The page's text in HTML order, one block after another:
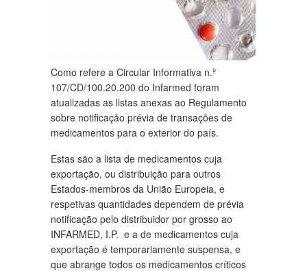
Como refere a Circular Informativa n.º
107/CD/100.20.200 do Infarmed foram
atualizadas as listas anexas ao Regulamento
sobre notificação prévia de transações de
medicamentos para o exterior do país.
Estas são a lista de medicamentos cuja
exportação, ou distribuição para outros
Estados-membros da União Europeia, e
respetivas quantidades dependem de prévia
notificação pelo distribuidor por grosso ao
INFARMED, I.P. e a de medicamentos cuja
exportação é temporariamente suspensa, e
que abrange todos os medicamentos críticos